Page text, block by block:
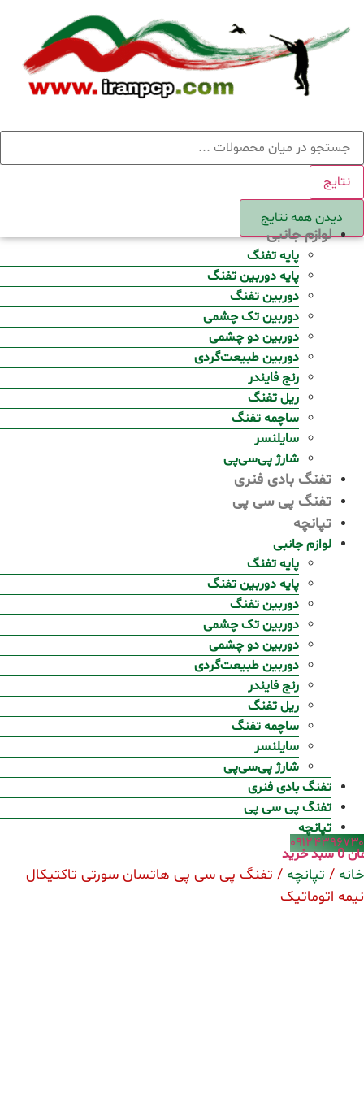
content
جستجو
.
نتایج
دیدن همه نتایج
لوازم جانبی
پایه تفنگ
پایه دوربین تفنگ
دوربین تفنگ
دوربین تک چشمی
دوربین دو چشمی
دوربین طبیعت‌گردی
رنج فایندر
ریل تفنگ
ساچمه تفنگ
سایلنسر
شارژ پی‌سی‌پی
تفنگ بادی فنری
تفنگ پی سی پی
تپانچه
لوازم جانبی
پایه تفنگ
پایه دوربین تفنگ
دوربین تفنگ
دوربین تک چشمی
دوربین دو چشمی
دوربین طبیعت‌گردی
رنج فایندر
ریل تفنگ
ساچمه تفنگ
سایلنسر
شارژ پی‌سی‌پی
تفنگ بادی فنری
تفنگ پی سی پی
تپانچه
۰۹۱۲۴۳۹۶۷۳۰
0سبد خرید
خانه / تپانچه / تفنگ پی سی پی هاتسان سورتی تاکتیکال
نیمه اتوماتیک